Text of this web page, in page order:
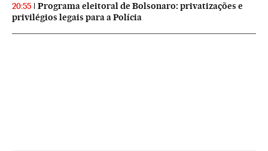
20:55
Programa eleitoral de Bolsonaro: privatizações e
privilégios legais para a Polícia